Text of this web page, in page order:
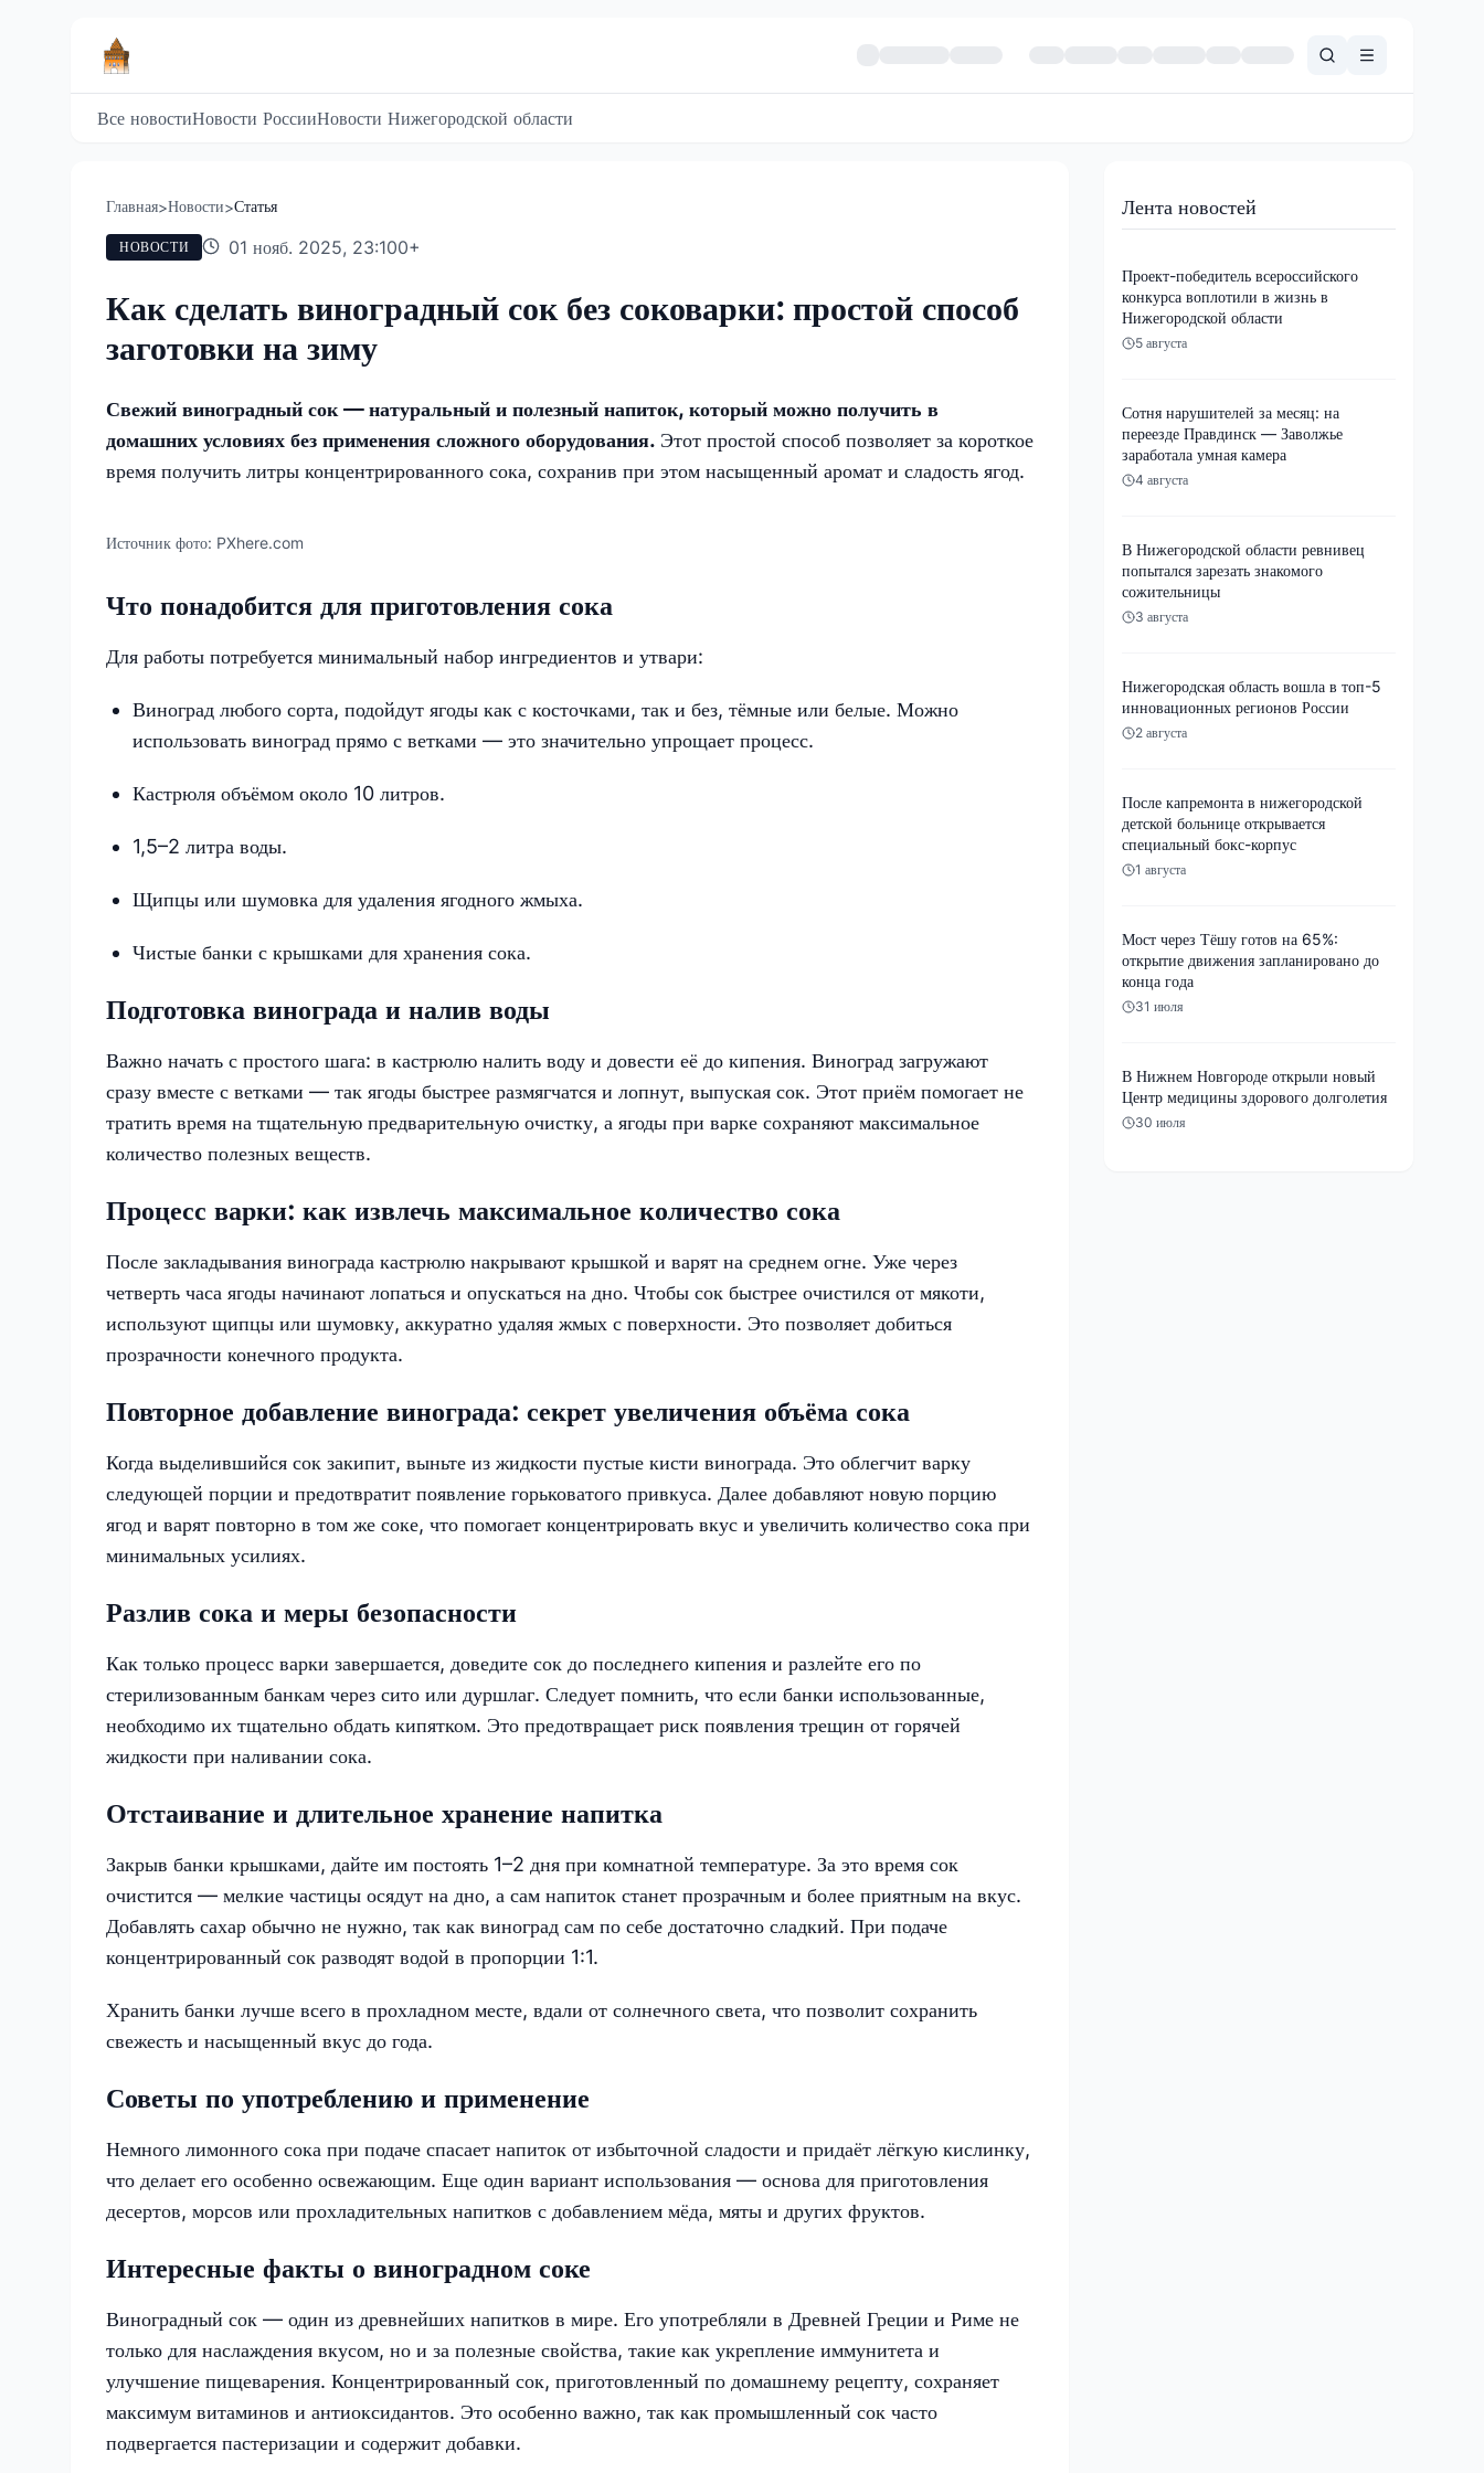
Все новостиНовости РоссииНовости Нижегородской области
Главная>Новости>Статья
НОВОСТИ 01 нояб. 2025, 23:100+
Как сделать виноградный сок без соковарки: простой способ
заготовки на зиму
Свежий виноградный сок — натуральный и полезный напиток, который можно получить в
домашних условиях без применения сложного оборудования. Этот простой способ позволяет за короткое
время получить литры концентрированного сока, сохранив при этом насыщенный аромат и сладость ягод.
Источник фото: PXhere.com
Что понадобится для приготовления сока
Для работы потребуется минимальный набор ингредиентов и утвари:
Виноград любого сорта, подойдут ягоды как с косточками, так и без, тёмные или белые. Можно
использовать виноград прямо с ветками — это значительно упрощает процесс.
Кастрюля объёмом около 10 литров.
1,5–2 литра воды.
Щипцы или шумовка для удаления ягодного жмыха.
Чистые банки с крышками для хранения сока.
Подготовка винограда и налив воды
Важно начать с простого шага: в кастрюлю налить воду и довести её до кипения. Виноград загружают
сразу вместе с ветками — так ягоды быстрее размягчатся и лопнут, выпуская сок. Этот приём помогает не
тратить время на тщательную предварительную очистку, а ягоды при варке сохраняют максимальное
количество полезных веществ.
Процесс варки: как извлечь максимальное количество сока
После закладывания винограда кастрюлю накрывают крышкой и варят на среднем огне. Уже через
четверть часа ягоды начинают лопаться и опускаться на дно. Чтобы сок быстрее очистился от мякоти,
используют щипцы или шумовку, аккуратно удаляя жмых с поверхности. Это позволяет добиться
прозрачности конечного продукта.
Повторное добавление винограда: секрет увеличения объёма сока
Когда выделившийся сок закипит, выньте из жидкости пустые кисти винограда. Это облегчит варку
следующей порции и предотвратит появление горьковатого привкуса. Далее добавляют новую порцию
ягод и варят повторно в том же соке, что помогает концентрировать вкус и увеличить количество сока при
минимальных усилиях.
Разлив сока и меры безопасности
Как только процесс варки завершается, доведите сок до последнего кипения и разлейте его по
стерилизованным банкам через сито или дуршлаг. Следует помнить, что если банки использованные,
необходимо их тщательно обдать кипятком. Это предотвращает риск появления трещин от горячей
жидкости при наливании сока.
Отстаивание и длительное хранение напитка
Закрыв банки крышками, дайте им постоять 1–2 дня при комнатной температуре. За это время сок
очистится — мелкие частицы осядут на дно, а сам напиток станет прозрачным и более приятным на вкус.
Добавлять сахар обычно не нужно, так как виноград сам по себе достаточно сладкий. При подаче
концентрированный сок разводят водой в пропорции 1:1.
Хранить банки лучше всего в прохладном месте, вдали от солнечного света, что позволит сохранить
свежесть и насыщенный вкус до года.
Советы по употреблению и применение
Немного лимонного сока при подаче спасает напиток от избыточной сладости и придаёт лёгкую кислинку,
что делает его особенно освежающим. Еще один вариант использования — основа для приготовления
десертов, морсов или прохладительных напитков с добавлением мёда, мяты и других фруктов.
Интересные факты о виноградном соке
Виноградный сок — один из древнейших напитков в мире. Его употребляли в Древней Греции и Риме не
только для наслаждения вкусом, но и за полезные свойства, такие как укрепление иммунитета и
улучшение пищеварения. Концентрированный сок, приготовленный по домашнему рецепту, сохраняет
максимум витаминов и антиоксидантов. Это особенно важно, так как промышленный сок часто
подвергается пастеризации и содержит добавки.
Лента новостей
Проект-победитель всероссийского
конкурса воплотили в жизнь в
Нижегородской области
5 августа
Сотня нарушителей за месяц: на
переезде Правдинск — Заволжье
заработала умная камера
4 августа
В Нижегородской области ревнивец
попытался зарезать знакомого
сожительницы
3 августа
Нижегородская область вошла в топ-5
инновационных регионов России
2 августа
После капремонта в нижегородской
детской больнице открывается
специальный бокс-корпус
1 августа
Мост через Тёшу готов на 65%:
открытие движения запланировано до
конца года
31 июля
В Нижнем Новгороде открыли новый
Центр медицины здорового долголетия
30 июля